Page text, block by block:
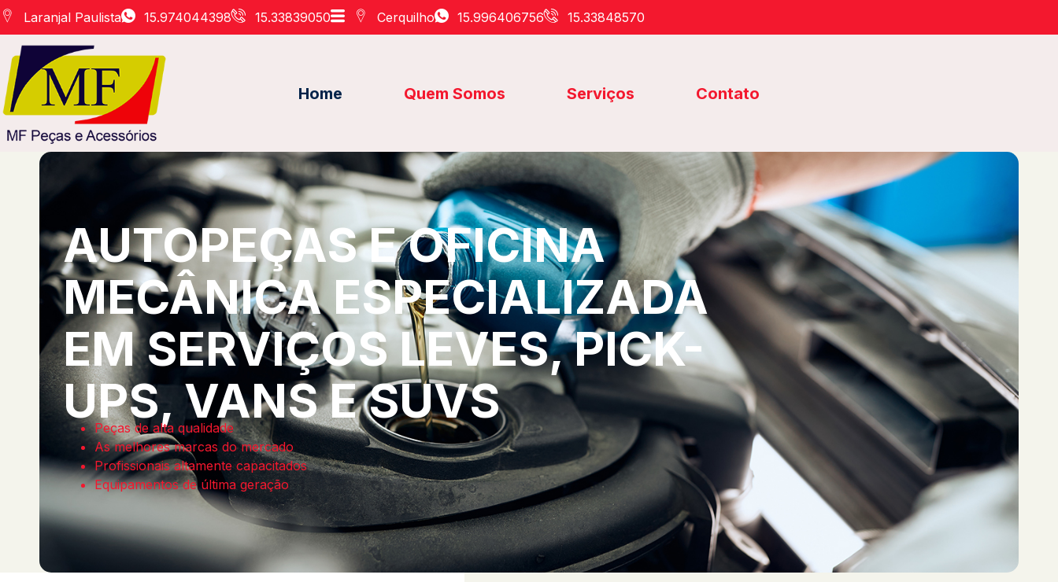
Laranjal Paulista 15.974044398 15.33839050 Cerquilho 15.996406756 15.33848570
Home Quem Somos Serviços Contato
AUTOPEÇAS E OFICINA
MECÂNICA ESPECIALIZADA
EM SERVIÇOS LEVES, PICK-
UPS, VANS E SUVS
Peças de alta qualidade
As melhores marcas do mercado
Profissionais altamente capacitados
Equipamentos de última geração